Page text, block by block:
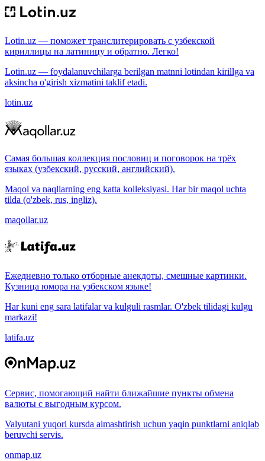
Lotin.uz — поможет транслитерировать с узбекской
кириллицы на латиницу и обратно. Легко!
Lotin.uz — foydalanuvchilarga berilgan matnni lotindan kirillga va
aksincha o'girish xizmatini taklif etadi.
lotin.uz
Самая большая коллекция пословиц и поговорок на трёх
языках (узбекский, русский, английский).
Maqol va naqllarning eng katta kolleksiyasi. Har bir maqol uchta
tilda (o'zbek, rus, ingliz).
maqollar.uz
Ежедневно только отборные анекдоты, смешные картинки.
Кузница юмора на узбекском языке!
Har kuni eng sara latifalar va kulguli rasmlar. O'zbek tilidagi kulgu
markazi!
latifa.uz
Сервис, помогающий найти ближайшие пункты обмена
валюты с выгодным курсом.
Valyutani yuqori kursda almashtirish uchun yaqin punktlarni aniqlab
beruvchi servis.
onmap.uz